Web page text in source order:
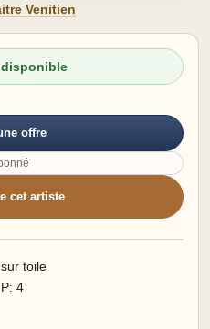
Venitien
disponible
offre
cet artiste
toile
4